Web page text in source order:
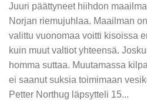
Juuri päättyneet hiihdon
Norjan riemujuhlaa. Maailman
valittu vuonomaa voitti kisoissa
kuin muut valtiot yhteensä.
homma suttaa. Muutamassa
ei saanut suksia toimimaan
Petter Northug läpsytteli 15...